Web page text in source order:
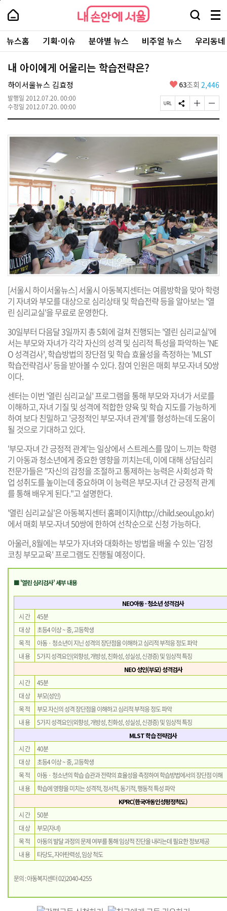
본
로
가
내
손
안
에
서
울
-
서
울
시
대
표
소
포
내
손
에
울
검
창
열
기
메
뉴
전
체
보
주
요
서
뉴스홈 기획·이슈 분야별 뉴스 비주얼 뉴스 우리동
내 아이에게 어울리는 학습전략은?
하이서울뉴스 김효정
발행일 2012.07.20. 00:00
수정일 2012.07.20. 00:00
좋
요
63조회 2,446
페
이
U
복
S
N
공
하
기
글
자
기
게
변
하
기
글
자
기
게
변
하
기
[서울시 하이서울뉴스] 서울시 아동복지센터는 여름방학을 맞아 학령
기 자녀와 부모를 대상으로 심리상태 및 학습전략 등을 알아보는 '열
린 심리교실'을 무료로 운영한다.
30일부터 다음달 3일까지 총 5회에 걸쳐 진행되는 '열린 심리교실'에
서는 부모와 자녀가 각각 자신의 성격 및 심리적 특성을 파악하는 'NE
O 성격검사', 학습방법의 장단점 및 학습 효율성을 측정하는 'MLST
학습전략검사' 등을 받아볼 수 있다. 참여 인원은 매회 부모-자녀 50쌍
이다.
센터는 이번 '열린 심리교실' 프로그램을 통해 부모와 자녀가 서로를
이해하고, 자녀 기질 및 성격에 적합한 양육 및 학습 지도를 가능하게
하여 보다 친밀하고 '긍정적인 부모-자녀 관계'를 형성하는데 도움이
될 것으로 기대하고 있다.
'부모-자녀 간 긍정적 관계'는 일상에서 스트레스를 많이 느끼는 학령
기 아동과 청소년에게 중요한 영향을 끼치는데, 이에 대해 상담심리
전문가들은 "자신의 감정을 조절하고 통제하는 능력은 사회성과 학
업 성취도를 높이는데 중요하며 이 능력은 부모-자녀 간 긍정적 관계
를 통해 배우게 된다."고 설명한다.
'열린 심리교실'은 아동복지센터 홈페이지(http://child.seoul.go.kr)
에서 매회 부모-자녀 50쌍에 한하여 선착순으로 신청 가능하다.
아울러, 8월에는 부모가 자녀와 대화하는 방법을 배울 수 있는 '감정
코칭 부모교육' 프로그램도진행될 예정이다.
■ '열린 심리검사'세부내용
NEO아동 · 청소년 성격검사
시 간
45분
대 상
초등4 이상 ~ 중, 고등학생
목 적
아동 · 청소년이 지닌 성격의 장단점을 이해하고 심리적 부적응 정도 파악
내 용
5가지 성격요인(외향성, 개방성, 친화성, 성실성, 신경증) 및 임상적 특징
NEO 성인(부모) 성격검사
시 간
45분
대 상
부모(성인)
목 적
부모 자신의 성격 장단점을 이해하고 심리적 부적응 정도 파악
내 용
5가지 성격요인(외향성, 개방성, 친화성, 성실성, 신경증) 및 임상적 특징
MLST 학습 전략검사
시 간
40분
대 상
초등4 이상 ~ 중, 고등학생
목 적
아동 · 청소년의 학습 습관과 전략의 효율성을 측정하여 학습방법에서의 장단점 이해
내 용
학습에 영향을 미치는 성격적, 정서적, 동기적, 행동적 특성 파악
KPRC(한국아동인성평정척도)
시 간
50분
대 상
부모(자녀)
목 적
아동의 발달 과정의 문제 여부를 통해 임상적 진단을 내리는데 필요한 정보제공
내 용
타당도, 자아탄력성, 임상 척도
문의 : 아동복지센터 02)2040-4255
페
상
단
로